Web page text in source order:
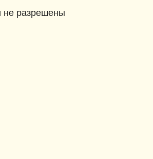
не разрешены